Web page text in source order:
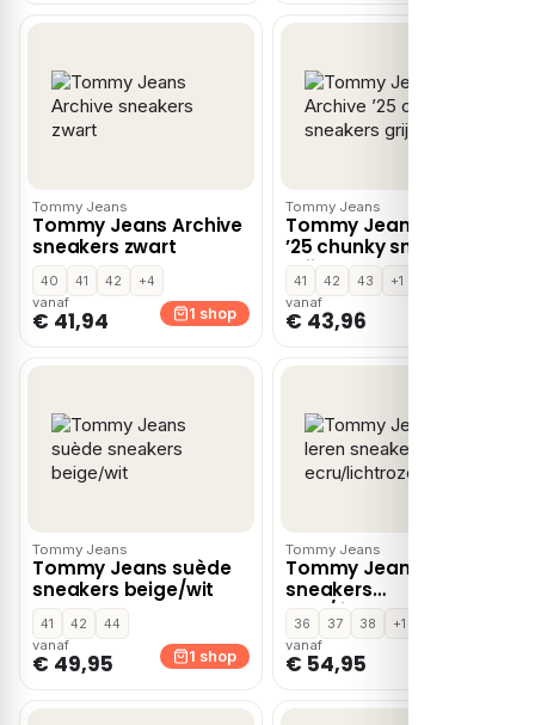
Tommy Jeans
Tommy Jeans Archive
sneakers zwart
40 41 42
+4
vanaf
€ 41,94 1 shop
Tommy Jeans
Tommy Jeans Archive
’25 chunky sneakers
grijs
41 42 43
+1
vanaf
€ 43,96
Tommy Jeans
Tommy Jeans suède
sneakers beige/wit
41 42
44
vanaf
€ 49,95 1 shop
Tommy Jeans
Tommy Jeans leren
sneakers
ecru/lichtroze
36 37 38
+1
vanaf
€ 54,95